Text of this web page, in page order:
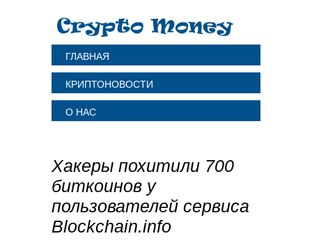
ГЛАВНАЯ
КРИПТОНОВОСТИ
О НАС
Хакеры похитили 700
биткоинов у
пользователей сервиса
Blockchain.info